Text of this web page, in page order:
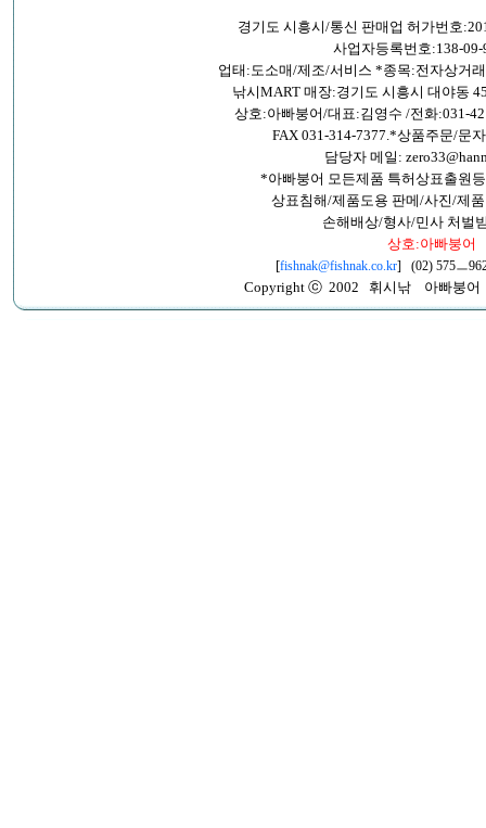
경기도 시흥시/통신 판매업 허가번호
사업자등록번호:138-09-
업태:도소매/제조/서비스 *종목:전자상거
낚시MART 매장:경기도 시흥시 대야동
상호:아빠붕어/대표:김영수 /전화:031-
FAX 031-314-7377.*상품주문/문
담당자 메일:
*아빠붕어 모든제품 특허상표출원
상표침해/제품도용 판메/사진/제
손해배상/형사/민사 처벌
상호:아빠붕어
[fishnak@fishnak.co.kr] (02) 575ㅡ
Copyright ⓒ 2002 휘시낚 아빠붕어